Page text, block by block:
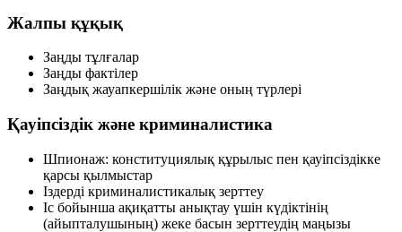
Жалпы құқық
Заңды тұлғалар
Заңды фактілер
Заңдық жауапкершілік және оның түрлері
Қауіпсіздік және криминалистика
Шпионаж: конституциялық құрылыс пен қауіпсіздікке
қарсы қылмыстар
Іздерді криминалистикалық зерттеу
Іс бойынша ақиқатты анықтау үшін күдіктінің
(айыпталушының) жеке басын зерттеудің маңызы